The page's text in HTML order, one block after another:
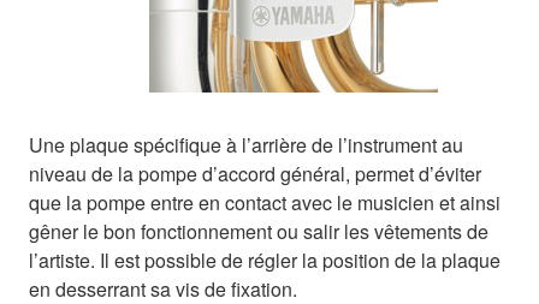
Une plaque spécifique à l’arrière de l’instrument au
niveau de la pompe d’accord général, permet d’éviter
que la pompe entre en contact avec le musicien et ainsi
gêner le bon fonctionnement ou salir les vêtements de
l’artiste. Il est possible de régler la position de la plaque
en desserrant sa vis de fixation.